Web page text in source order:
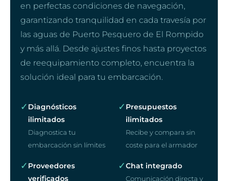
en perfectas condiciones de navegación,
garantizando tranquilidad en cada travesía por
las aguas de Puerto Pesquero de El Rompido
y más allá. Desde ajustes finos hasta proyectos
de reequipamiento completo, encuentra la
solución ideal para tu embarcación.
✓ Diagnósticos
ilimitados
Diagnostica tu
embarcación sin límites
✓ Presupuestos
ilimitados
Recibe y compara sin
coste para el armador
✓ Proveedores
verificados
✓Chat integrado
Comunicación directa y